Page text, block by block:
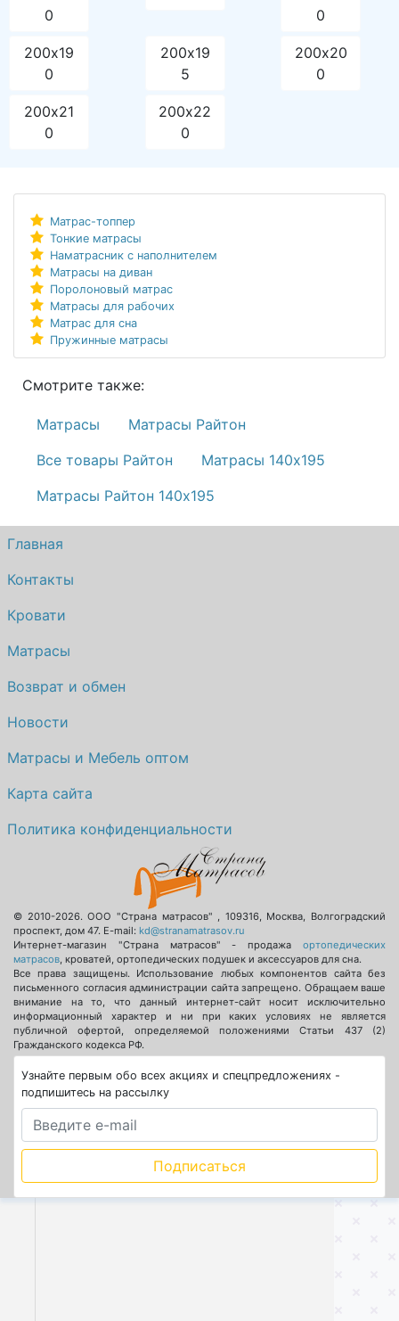
0
0
200х19
0
200х19
5
200х20
0
200х21
0
200х22
0
Матрас-топпер
Тонкие матрасы
Наматрасник с наполнителем
Матрасы на диван
Поролоновый матрас
Матрасы для рабочих
Матрас для сна
Пружинные матрасы
Смотрите также:
Матрасы
Матрасы Райтон
Все товары Райтон
Матрасы 140х195
Матрасы Райтон 140х195
Главная
Контакты
Кровати
Матрасы
Возврат и обмен
Новости
Матрасы и Мебель оптом
Карта сайта
Политика конфиденциальности
© 2010-2026.ООО "Страна матрасов" 109316, Москва
Волгоградский
проспект, дом 47. E-mail: kd@stranamatrasov.ru
Интернет-магазин "Страна матрасов" - продажа ортопедических
матрасов , кроватей, ортопедических подушек и аксессуаров для сна.
Все права защищены. Использование любых компонентов сайта без
письменного согласия администрации сайта запрещено. Обращаем ваше
внимание на то, что данный интернет-сайт носит исключительно
информационный характер и ни при каких условиях не является
публичной офертой, определяемой положениями Статьи 437 (2)
Гражданского кодекса РФ.
Узнайте первым обо всех акциях и спецпредложениях -
подпишитесь на рассылку